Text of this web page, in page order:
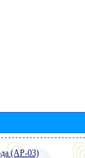
(АР-03)